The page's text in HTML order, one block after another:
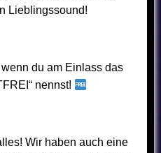
Lieblingssound!
du am Einlass das
nennst!
Wir haben auch eine